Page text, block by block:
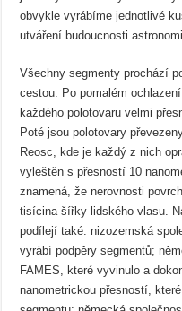
obvykle vyrábíme jednotlivé
utváření budoucnosti
Všechny segmenty prochází
cestou. Po pomalém
každého polotovaru velmi
Poté jsou polotovary
Reosc, kde je každý z nich
vyleštěn s přesností 10
znamená, že nerovnosti
tisícina šířky lidského vlasu.
podílejí také: nizozemská
vyrábí podpěry segmentů;
FAMES, které vyvinulo a
nanometrickou přesností,